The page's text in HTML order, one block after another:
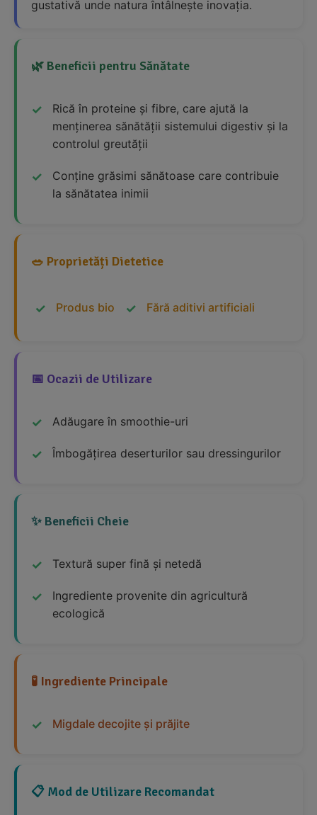
gustativă unde natura întâlnește inovația.
🌿 Beneficii pentru Sănătate
Rică în proteine și fibre, care ajută la
menținerea sănătății sistemului digestiv și la
controlul greutății
Conține grăsimi sănătoase care contribuie
la sănătatea inimii
🥗 Proprietăți Dietetice
Produs bio Fără aditivi artificiali
📅 Ocazii de Utilizare
Adăugare în smoothie-uri
Îmbogățirea deserturilor sau dressingurilor
✨ Beneficii Cheie
Textură super fină și netedă
Ingrediente provenite din agricultură
ecologică
🧪 Ingrediente Principale
Migdale decojite și prăjite
📋 Mod de Utilizare Recomandat